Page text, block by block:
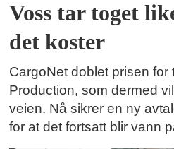
Voss tar toget
det koster
CargoNet doblet prisen for
Production, som dermed
veien. Nå sikrer en ny
for at det fortsatt blir vann